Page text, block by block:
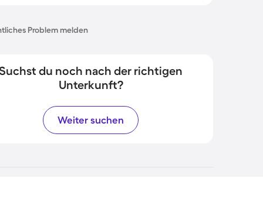
Problem melden
du noch nach der richtigen
Unterkunft?
Weiter suchen